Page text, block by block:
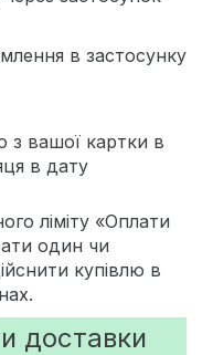
в застосунку
з вашої картки в
в дату
ліміту «Оплати
один чи
купівлю в
доставки